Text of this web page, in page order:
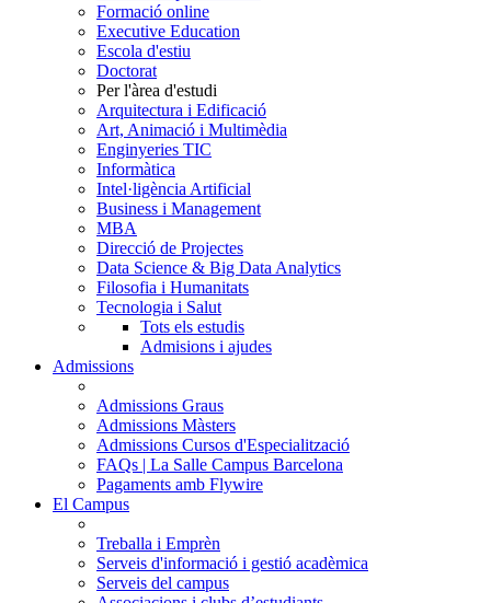
Formació online
Executive Education
Escola d'estiu
Doctorat
Per l'àrea d'estudi
Arquitectura i Edificació
Art, Animació i Multimèdia
Enginyeries TIC
Informàtica
Intel·ligència Artificial
Business i Management
MBA
Direcció de Projectes
Data Science & Big Data Analytics
Filosofia i Humanitats
Tecnologia i Salut
Tots els estudis
Admisions i ajudes
Admissions
Admissions Graus
Admissions Màsters
Admissions Cursos d'Especialització
FAQs | La Salle Campus Barcelona
Pagaments amb Flywire
El Campus
Treballa i Emprèn
Serveis d'informació i gestió acadèmica
Serveis del campus